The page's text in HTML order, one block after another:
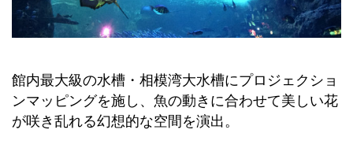
館内最大級の水槽・相模湾大水槽にプロジェクショ
ンマッピングを施し、魚の動きに合わせて美しい花
が咲き乱れる幻想的な空間を演出。